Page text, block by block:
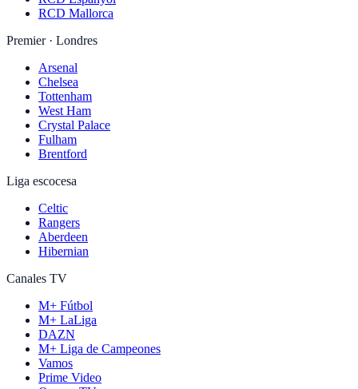
RCD Mallorca
Premier · Londres
Arsenal
Chelsea
Tottenham
West Ham
Crystal Palace
Fulham
Brentford
Liga escocesa
Celtic
Rangers
Aberdeen
Hibernian
Canales TV
M+ Fútbol
M+ LaLiga
DAZN
M+ Liga de Campeones
Vamos
Prime Video